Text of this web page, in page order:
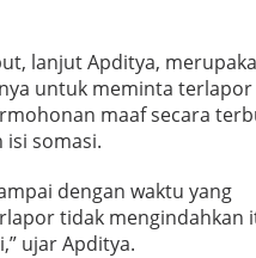
lanjut Apditya,
untuk meminta terlapor
maaf secara
isi somasi.
dengan waktu yang
tidak mengindahkan
ujar Apditya.